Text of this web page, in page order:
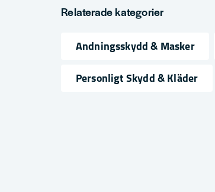
Fråga oss något om denna produkten...
Relaterade kategorier
Andningsskydd & Masker
Personligt Skydd & Kläder